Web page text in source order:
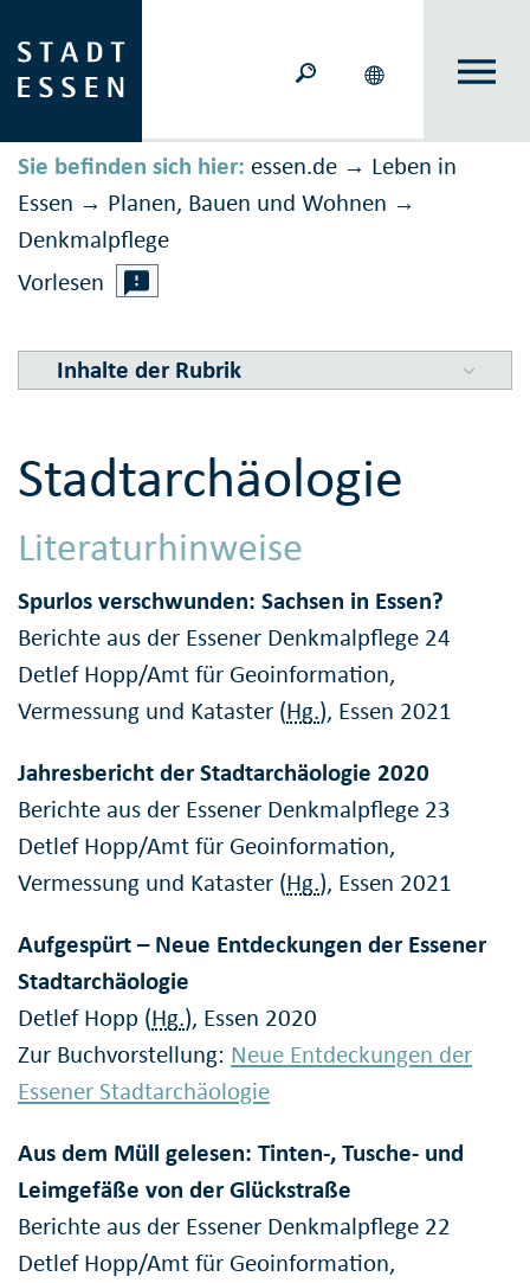
Sie befinden sich hier: essen.de → Leben in
Essen → Planen, Bauen und Wohnen →
Denkmal­pflege
Vorlesen
Inhalte der Rubrik
Stadtarchäologie
Literaturhinweise
Spurlos verschwunden: Sachsen in Essen?
Berichte aus der Essener Denkmalpflege 24
Detlef Hopp/Amt für Geoinformation,
Vermessung und Kataster (Hg.), Essen 2021
Jahresbericht der Stadtarchäologie 2020
Berichte aus der Essener Denkmalpflege 23
Detlef Hopp/Amt für Geoinformation,
Vermessung und Kataster (Hg.), Essen 2021
Aufgespürt – Neue Entdeckungen der Essener
Stadtarchäologie
Detlef Hopp (Hg.), Essen 2020
Zur Buchvorstellung: Neue Entdeckungen der
Essener Stadtarchäologie
Aus dem Müll gelesen: Tinten-, Tusche- und
Leimgefäße von der Glückstraße
Berichte aus der Essener Denkmalpflege 22
Detlef Hopp/Amt für Geoinformation,